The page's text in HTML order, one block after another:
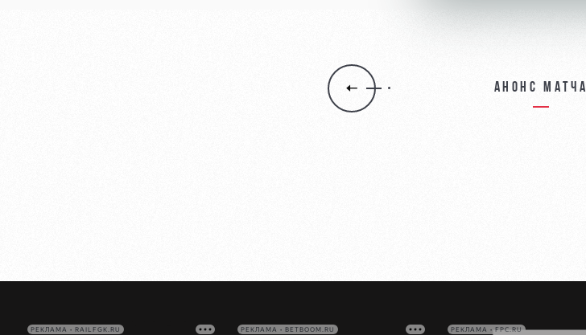
Анонс матча
РЕКЛАМА • RAILFGK.RU РЕКЛАМА • BETBOOM.RU РЕКЛАМА • FPC.RU